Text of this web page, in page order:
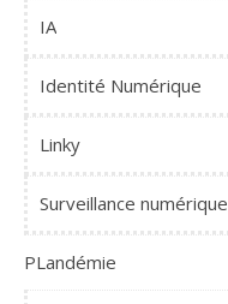
IA
Identité Numérique
Linky
Surveillance numérique
PLandémie